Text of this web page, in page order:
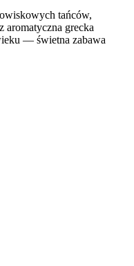
tańców,
aromatyczna grecka
— świetna zabawa